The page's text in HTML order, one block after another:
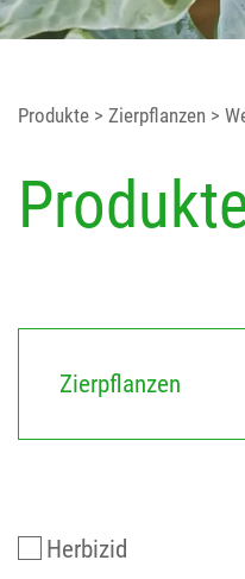
Produkte > Zierpflanzen >
Zierpflanzen
Herbizid